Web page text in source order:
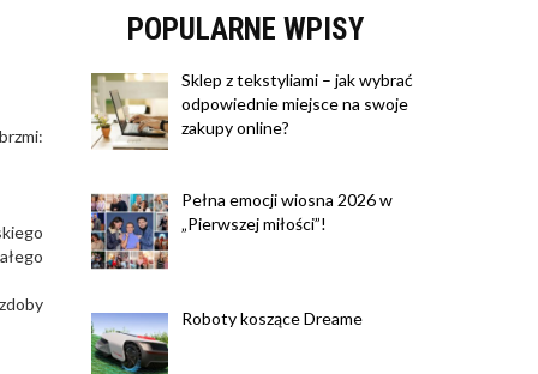
POPULARNE WPISY
Sklep z tekstyliami – jak wybrać
odpowiednie miejsce na swoje
zakupy online?
Pełna emocji wiosna 2026 w
„Pierwszej miłości”!
Roboty koszące Dreame